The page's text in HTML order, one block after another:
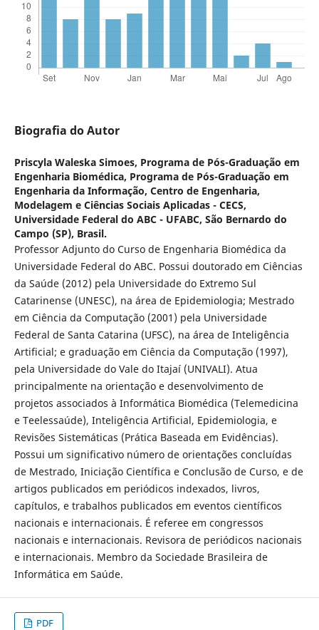
Biografia do Autor
Priscyla Waleska Simoes, Programa de Pós-Graduação em
Engenharia Biomédica, Programa de Pós-Graduação em
Engenharia da Informação, Centro de Engenharia,
Modelagem e Ciências Sociais Aplicadas - CECS,
Universidade Federal do ABC - UFABC, São Bernardo do
Campo (SP), Brasil.
Professor Adjunto do Curso de Engenharia Biomédica da
Universidade Federal do ABC. Possui doutorado em Ciências
da Saúde (2012) pela Universidade do Extremo Sul
Catarinense (UNESC), na área de Epidemiologia; Mestrado
em Ciência da Computação (2001) pela Universidade
Federal de Santa Catarina (UFSC), na área de Inteligência
Artificial; e graduação em Ciência da Computação (1997),
pela Universidade do Vale do Itajaí (UNIVALI). Atua
principalmente na orientação e desenvolvimento de
projetos associados à Informática Biomédica (Telemedicina
e Teelessaúde), Inteligência Artificial, Epidemiologia, e
Revisões Sistemáticas (Prática Baseada em Evidências).
Possui um significativo número de orientações concluídas
de Mestrado, Iniciação Científica e Conclusão de Curso, e de
artigos publicados em periódicos indexados, livros,
capítulos, e trabalhos publicados em eventos científicos
nacionais e internacionais. É referee em congressos
nacionais e internacionais. Revisora de periódicos nacionais
e internacionais. Membro da Sociedade Brasileira de
Informática em Saúde.
PDF